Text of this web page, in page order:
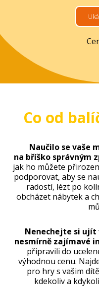
Co od
Naučilo se vaše
na bříško správným
jak ho můžete
podporovat, aby se
radostí, lézt po
obcházet nábytek a
Nenechejte si ujít
nesmírně zajímavé
připravili do
výhodnou cenu.
pro hry s vašim
kdekoliv a